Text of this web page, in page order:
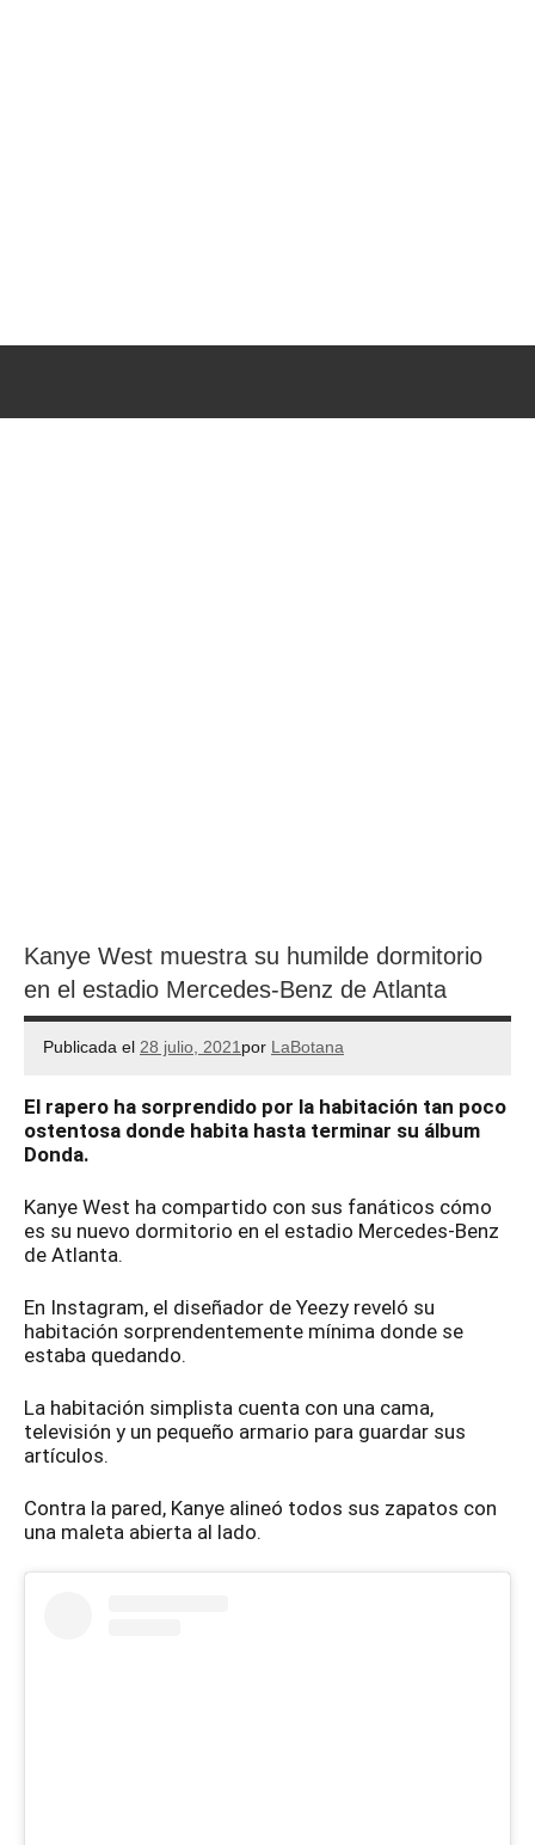
Kanye West muestra su humilde dormitorio
en el estadio Mercedes-Benz de Atlanta
Publicada el 28 julio, 2021por LaBotana
El rapero ha sorprendido por la habitación tan poco
ostentosa donde habita hasta terminar su álbum
Donda.
Kanye West ha compartido con sus fanáticos cómo
es su nuevo dormitorio en el estadio Mercedes-Benz
de Atlanta.
En Instagram, el diseñador de Yeezy reveló su
habitación sorprendentemente mínima donde se
estaba quedando.
La habitación simplista cuenta con una cama,
televisión y un pequeño armario para guardar sus
artículos.
Contra la pared, Kanye alineó todos sus zapatos con
una maleta abierta al lado.